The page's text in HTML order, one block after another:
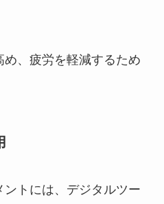
、疲労を軽減するため
トには、デジタルツー